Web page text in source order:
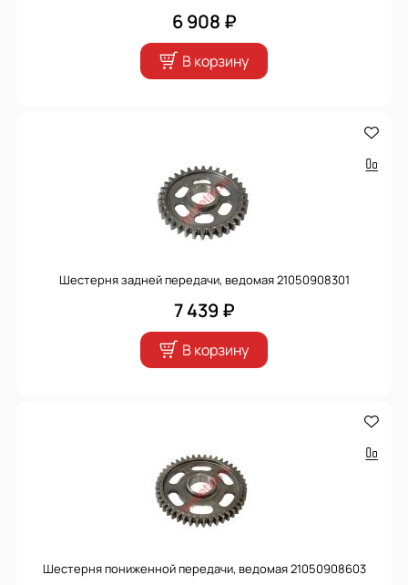
6 908 ₽
В корзину
Шестерня задней передачи, ведомая 21050908301
7 439 ₽
В корзину
Шестерня пониженной передачи, ведомая 21050908603